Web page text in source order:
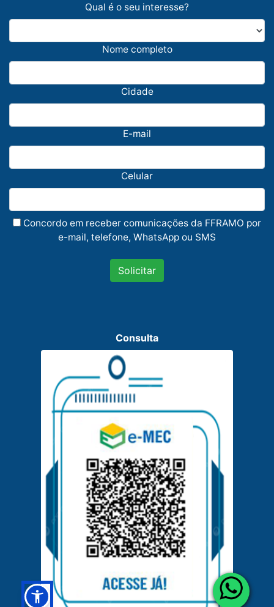
Qual é o seu interesse?
Nome completo
Cidade
E-mail
Celular
Concordo em receber comunicações da FFRAMO por
e-mail, telefone, WhatsApp ou SMS
Solicitar
Consulta